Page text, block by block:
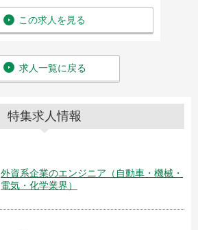
この求人を見る
求人一覧に戻る
特集求人情報
外資系企業のエンジニア（自動車・機械・
電気・化学業界）